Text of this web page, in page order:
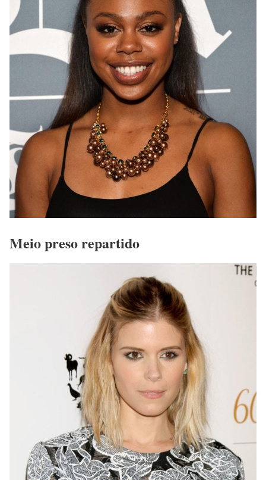
Meio preso repartido